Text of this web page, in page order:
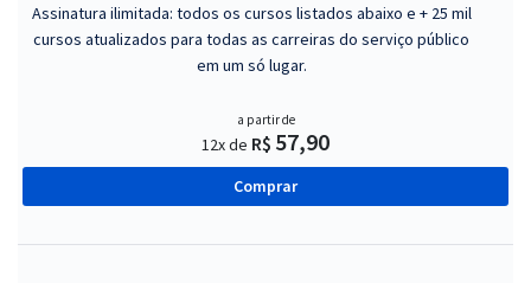
Assinatura ilimitada: todos os cursos listados abaixo e + 25 mil
cursos atualizados para todas as carreiras do serviço público
em um só lugar.
a partir de
12x de R$ 57,90
Comprar